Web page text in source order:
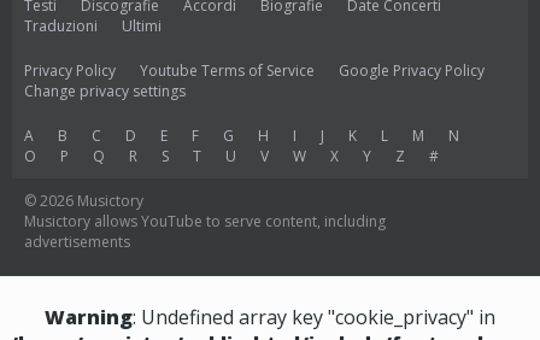
Testi Discografie Accordi Biografie
Date Concerti
Traduzioni
Ultimi
Privacy Policy Youtube Terms of Service
Google Privacy Policy
Change privacy settings
A B C D E F G H I J K L M
N
O
P Q R S T U V W X Y Z #
© 2026 Musictory
Musictory allows YouTube to serve content, including
advertisements
Warning: Undefined array key "cookie_privacy" in